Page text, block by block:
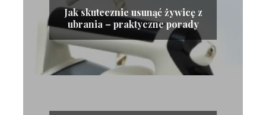
Jak skutecznie usunąć żywicę z
ubrania – praktyczne porady